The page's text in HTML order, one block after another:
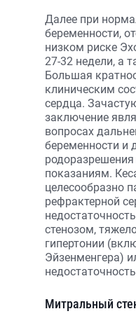
Далее при
беременности,
низком риске
27-32 недели, а
Большая
клиническим
сердца.
заключение
вопросах
беременности и
показаниям.
целесообразно
рефрактерной
стенозом,
гипертонии
Эйзенменгера)
Митральный